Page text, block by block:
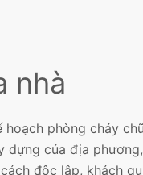
nhà
phòng cháy
dựng của địa
độc lập, khách